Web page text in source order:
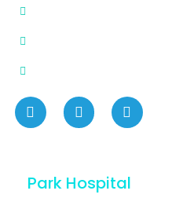
Park Hospital